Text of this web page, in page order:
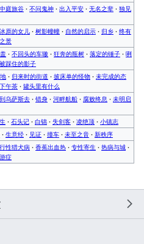
中庭旅谷 · 不问鬼神 · 出入平安 · 无名之辈 · 独见
冰原的女儿 · 树影幢幢 · 自然的启示 · 归乡 · 终有
景
· 不回头的车辙 · 狂奔的瓶树 · 落定的锤子 · 咧
被踩住的影子
· 归来时的街道 · 披床单的怪物 · 未完成的态
午茶 · 罐头里有什么
到乌萨斯去 · 错身 · 河畔航船 · 腐败终息 · 未明启
· 石头记 · 白锦 · 失剑客 · 凌绝顶 · 小镇志
· 生意经 · 见证 · 撞车 · 未至之音 · 新秩序
性猎犬病 · 香蕉出血热 · 专性寄生 · 热病与城 ·
症